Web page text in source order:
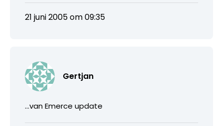
21 juni 2005 om 09:35
Gertjan
…van Emerce update